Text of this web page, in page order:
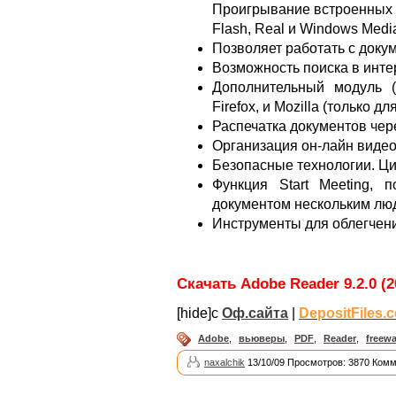
Проигрывание
Flash, Real и Windows
Позволяет работать с
Возможность поиска в
Дополнительный модуль
Firefox, и Mozilla (только
Распечатка документов
Организация он-лайн
Безопасные технологии.
Функция Start Meeting,
документом нескольким
Инструменты для
Скачать Adobe Reader 9.2.0
[hide]с Оф.сайта
Adobe вьюверы PDF Reader
naxalchik 13/10/09 Просмотров: 3870